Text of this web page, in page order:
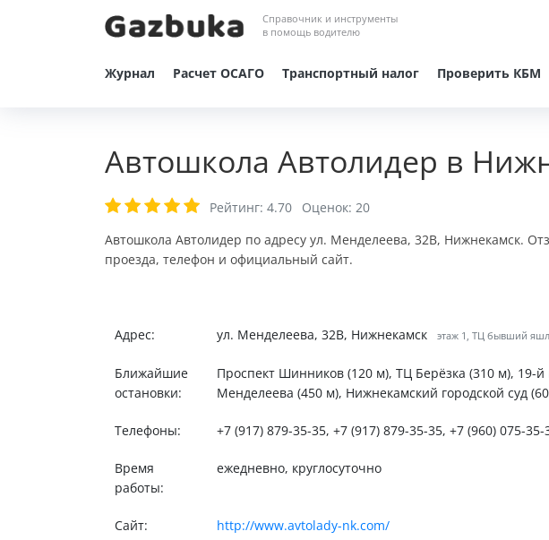
Справочник и инструменты
в помощь водителю
Журнал Расчет ОСАГО Транспортный налог Проверить КБМ
Автошкола Автолидер в
Рейтинг: 4.70 Оценок: 20
Автошкола Автолидер по адресу ул. Менделеева, 32В, Нижнекамск.
проезда, телефон и официальный сайт.
Адрес: ул. Менделеева, 32В, Нижнекамск этаж 1, ТЦ бывший
Ближайшие
остановки:
Проспект Шинников (120 м), ТЦ Берёзка (310 м), 19-
Менделеева (450 м), Нижнекамский городской суд
Телефоны: +7 (917) 879-35-35, +7 (917) 879-35-35, +7 (960) 075-
Время
работы:
ежедневно, круглосуточно
Сайт: http://www.avtolady-nk.com/